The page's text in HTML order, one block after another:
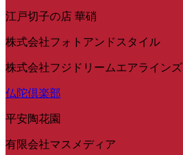
江戸切子の店 華硝
株式会社フォトアンドスタイル
株式会社フジドリームエアラインズ
仏陀倶楽部
平安陶花園
有限会社マスメディア